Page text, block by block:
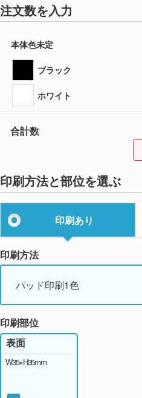
注文数を入力
本体色未定
ブラック
ホワイト
合計数
印刷方法と部位を選ぶ
印刷あり
印刷方法
パッド印刷1色
印刷部位
表面
W35×H35mm